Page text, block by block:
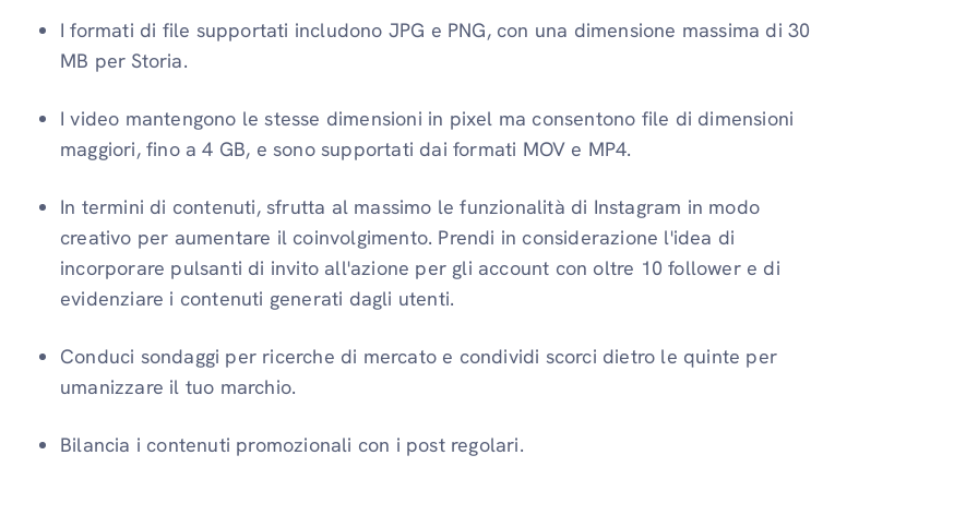
I formati di file supportati includono JPG e PNG, con una dimensione massima di 30
MB per Storia.
I video mantengono le stesse dimensioni in pixel ma consentono file di dimensioni
maggiori, fino a 4 GB, e sono supportati dai formati MOV e MP4.
In termini di contenuti, sfrutta al massimo le funzionalità di Instagram in modo
creativo per aumentare il coinvolgimento. Prendi in considerazione l'idea di
incorporare pulsanti di invito all'azione per gli account con oltre 10 follower e di
evidenziare i contenuti generati dagli utenti.
Conduci sondaggi per ricerche di mercato e condividi scorci dietro le quinte per
umanizzare il tuo marchio.
Bilancia i contenuti promozionali con i post regolari.